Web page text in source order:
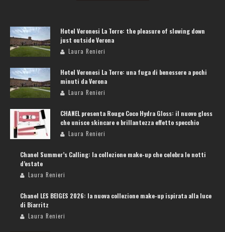
Hotel Veronesi La Torre: the pleasure of slowing down
just outside Verona
Laura Renieri
Hotel Veronesi La Torre: una fuga di benessere a pochi
minuti da Verona
Laura Renieri
CHANEL presenta Rouge Coco Hydra Gloss: il nuovo gloss
che unisce skincare e brillantezza effetto specchio
Laura Renieri
Chanel Summer’s Calling: la collezione make-up che celebra le notti
d’estate
Laura Renieri
Chanel LES BEIGES 2026: la nuova collezione make-up ispirata alla luce
di Biarritz
Laura Renieri